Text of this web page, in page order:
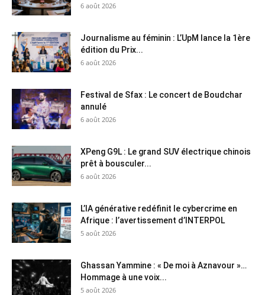
6 août 2026
Journalisme au féminin : L’UpM lance la 1ère
édition du Prix...
6 août 2026
Festival de Sfax : Le concert de Boudchar
annulé
6 août 2026
XPeng G9L : Le grand SUV électrique chinois
prêt à bousculer...
6 août 2026
L’IA générative redéfinit le cybercrime en
Afrique : l’avertissement d’INTERPOL
5 août 2026
Ghassan Yammine : « De moi à Aznavour »…
Hommage à une voix...
5 août 2026